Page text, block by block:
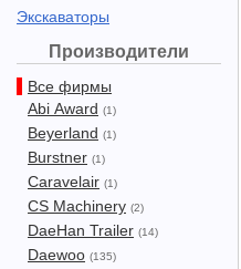
Экскаваторы
Производители
Все фирмы
Abi Award (1)
Beyerland (1)
Burstner (1)
Caravelair (1)
CS Machinery (2)
DaeHan Trailer (14)
Daewoo (135)